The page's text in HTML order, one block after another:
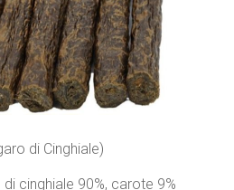
di Cinghiale)
di cinghiale 90%, carote 9%